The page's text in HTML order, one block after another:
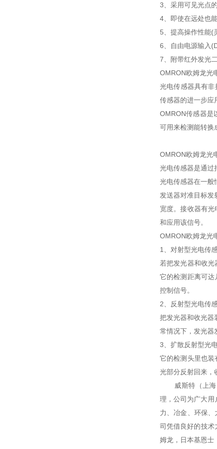
3、采用可见光点
4、即使在远处也
5、提高操作性能(
6、自由电源输入
7、附带红外发光
OMRON欧姆龙光
光电传感器具有
传感器的进一步应
OMRON传感器是
可用来检测能转换
OMRON欧姆龙光
光电传感器是通
光电传感器在一般
发送器对准目标
宽度。接收器有
和应用该信号。
OMRON欧姆龙光
1、对射型光电传
若把发光器和收
它的检测距离可
控制信号。
2、反射型光电传
把发光器和收光器
常情况下，发光器
3、扩散反射型光
它的检测头里也
光部分反射回来，
威斯特（上海）
理，公司为广大用
力、冶金、环保
司凭借良好的技术
姆龙，日本基恩士